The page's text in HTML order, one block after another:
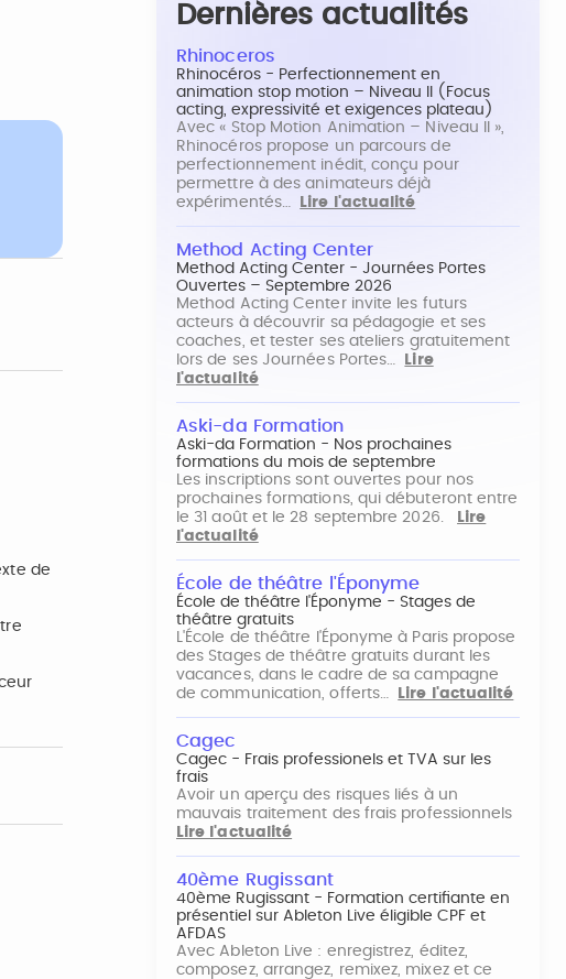
de
Dernières actualités
Rhinoceros
Rhinocéros - Perfectionnement en
animation stop motion – Niveau II (Focus
acting, expressivité et exigences plateau)
Avec « Stop Motion Animation – Niveau II »,
Rhinocéros propose un parcours de
perfectionnement inédit, conçu pour
permettre à des animateurs déjà
expérimentés…
Lire l'actualité
Method Acting Center
Method Acting Center - Journées Portes
Ouvertes – Septembre 2026
Method Acting Center invite les futurs
acteurs à découvrir sa pédagogie et ses
coaches, et tester ses ateliers gratuitement
lors de ses Journées Portes…
Lire
l'actualité
Aski-da Formation
Aski-da Formation - Nos prochaines
formations du mois de septembre
Les inscriptions sont ouvertes pour nos
prochaines formations, qui débuteront entre
le 31 août et le 28 septembre 2026.
Lire
l'actualité
École de théâtre l'Éponyme
École de théâtre l'Éponyme - Stages de
théâtre gratuits
L'École de théâtre l'Éponyme à Paris propose
des Stages de théâtre gratuits durant les
vacances, dans le cadre de sa campagne
de communication, offerts…
Lire l'actualité
Cagec
Cagec - Frais professionels et TVA sur les
frais
Avoir un aperçu des risques liés à un
mauvais traitement des frais professionnels
Lire l'actualité
40ème Rugissant
40ème Rugissant - Formation certifiante en
présentiel sur Ableton Live éligible CPF et
AFDAS
Avec Ableton Live : enregistrez, éditez,
composez, arrangez, remixez, mixez et ce